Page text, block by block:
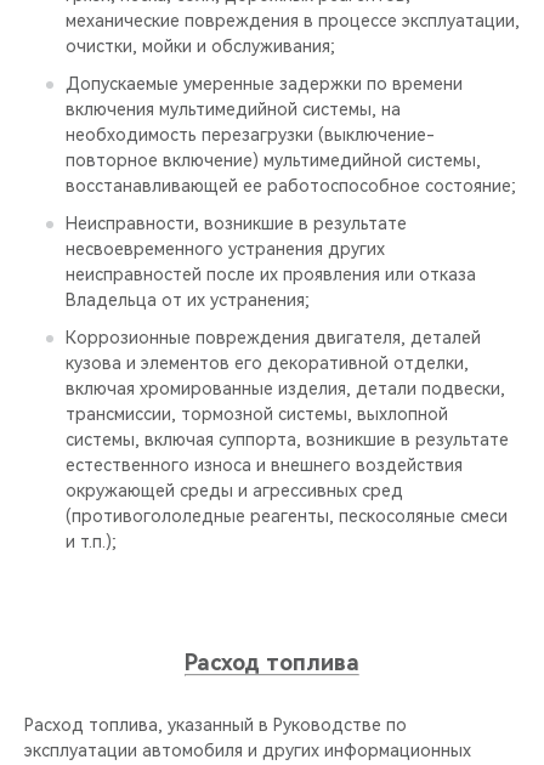
механические повреждения в процессе эксплуатации,
очистки, мойки и обслуживания;
Допускаемые умеренные задержки по времени
включения мультимедийной системы, на
необходимость перезагрузки (выключение-
повторное включение) мультимедийной системы,
восстанавливающей ее работоспособное состояние;
Неисправности, возникшие в результате
несвоевременного устранения других
неисправностей после их проявления или отказа
Владельца от их устранения;
Коррозионные повреждения двигателя, деталей
кузова и элементов его декоративной отделки,
включая хромированные изделия, детали подвески,
трансмиссии, тормозной системы, выхлопной
системы, включая суппорта, возникшие в результате
естественного износа и внешнего воздействия
окружающей среды и агрессивных сред
(противогололедные реагенты, пескосоляные смеси
и т.п.);
Расход топлива
Расход топлива, указанный в Руководстве по
эксплуатации автомобиля и других информационных